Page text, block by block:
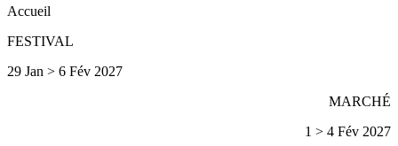
Accueil
FESTIVAL
29 Jan > 6 Fév 2027
MARCHÉ
1 > 4 Fév 2027